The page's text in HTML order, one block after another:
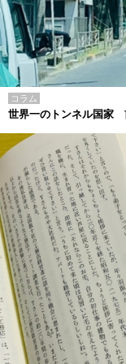
コラム
世界一のトンネル国家